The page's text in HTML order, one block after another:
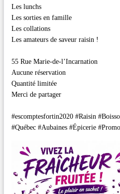
Les lunchs
Les sorties en famille
Les collations
Les amateurs de saveur raisin !
55 Rue Marie-de-l’Incarnation
Aucune réservation
Quantité limitée
Merci de partager
#escomptesfortin2020 #Raisin
#Québec #Aubaines #Épicerie